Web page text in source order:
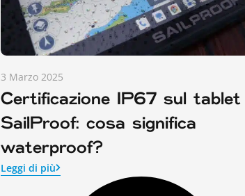
3 Marzo 2025
Certificazione IP67 sul tablet
SailProof: cosa significa
waterproof?
Leggi di più